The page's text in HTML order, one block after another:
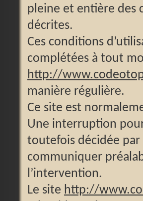
pleine et entière des
décrites.
Ces conditions
complétées à tout
http://
manière régulière.
Ce site est
Une interruption
toutefois décidée par
communiquer
l’intervention.
Le site http://